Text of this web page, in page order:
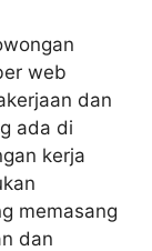
web
dan
ada di
kerja
memasang
dan